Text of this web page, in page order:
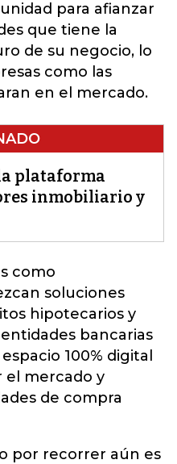
para afianzar
que tiene la
de su negocio, lo
como las
en el mercado.
plataforma
inmobiliario y
como
soluciones
hipotecarios y
bancarias
100% digital
el mercado y
de compra
por recorrer aún es